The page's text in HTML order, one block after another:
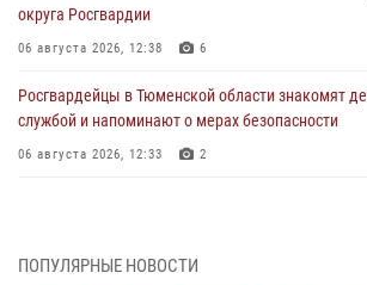
округа Росгвардии
06 августа 2026, 12:38 6
Росгвардейцы в Тюменской области знакомят
службой и напоминают о мерах безопасности
06 августа 2026, 12:33 2
06 августа 2026, 04:41 3
ПОПУЛЯРНЫЕ НОВОСТИ